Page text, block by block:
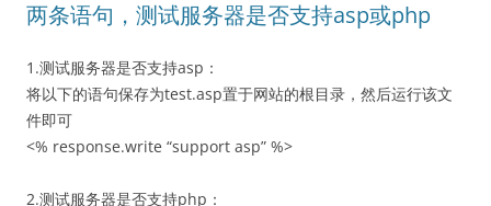
两条语句，测试服务器是否支持asp或php
1.测试服务器是否支持asp：
将以下的语句保存为test.asp置于网站的根目录，然后运行该文
件即可
<% response.write “support asp” %>
2.测试服务器是否支持php：